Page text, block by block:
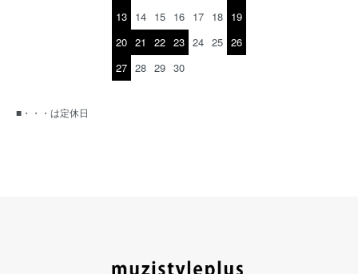
13 14 15 16 17 18 19
20 21 22 23 24 25 26
27 28 29 30
■・・・は定休日